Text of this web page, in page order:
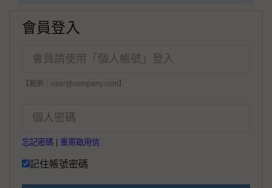
會員登入
【範例：user@company.com】
忘記密碼 重寄啟用信
記住帳號密碼